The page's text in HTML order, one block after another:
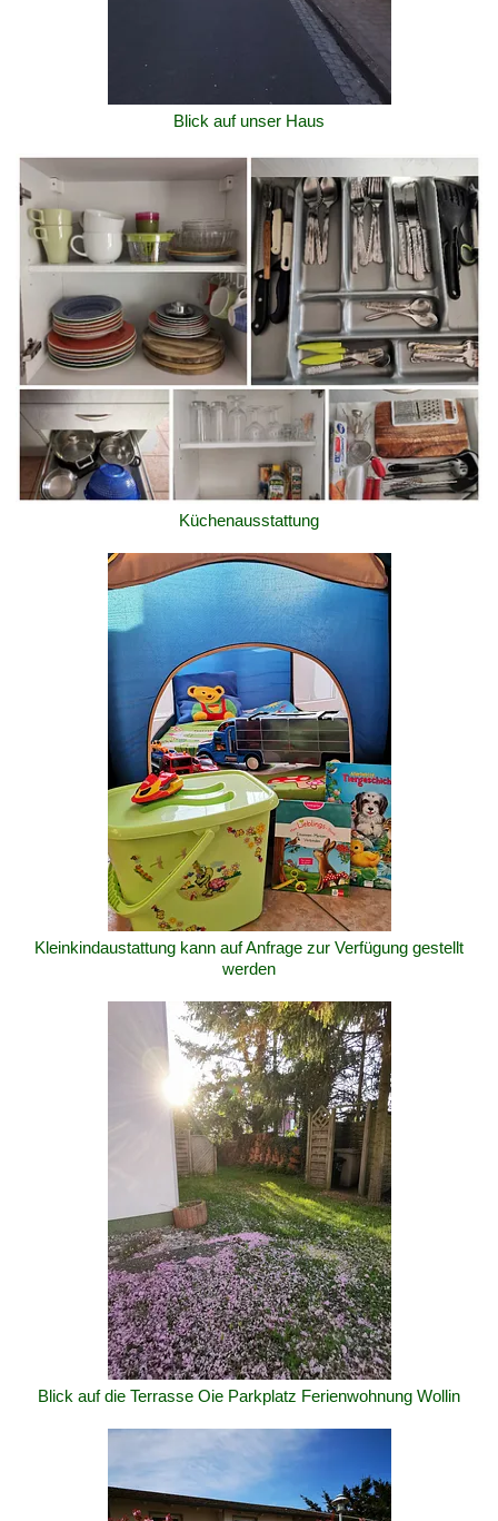
Blick auf unser Haus
Küchenausstattung
Kleinkindaustattung kann auf Anfrage zur Verfügung gestellt
werden
Blick auf die Terrasse Oie Parkplatz Ferienwohnung Wollin